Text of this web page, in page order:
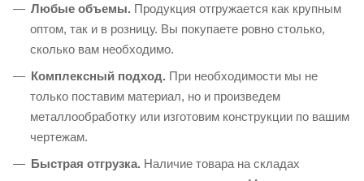
Любые объемы. Продукция отгружается как крупным
оптом, так и в розницу. Вы покупаете ровно столько,
сколько вам необходимо.
Комплексный подход. При необходимости мы не
только поставим материал, но и произведем
металлообработку или изготовим конструкции по вашим
чертежам.
Быстрая отгрузка. Наличие товара на складах